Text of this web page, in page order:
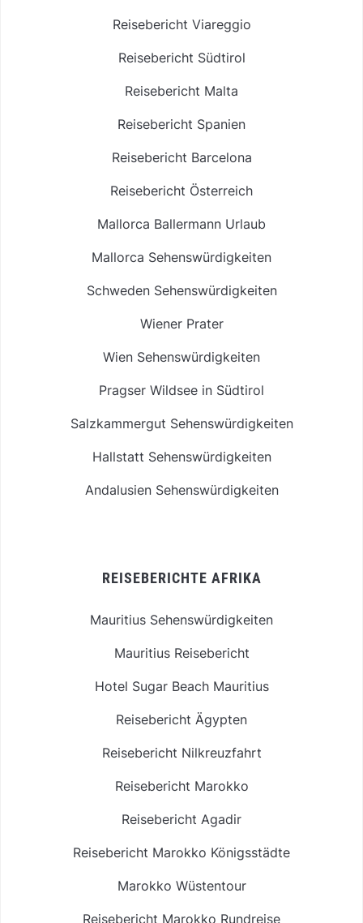
Reisebericht Viareggio
Reisebericht Südtirol
Reisebericht Malta
Reisebericht Spanien
Reisebericht Barcelona
Reisebericht Österreich
Mallorca Ballermann Urlaub
Mallorca Sehenswürdigkeiten
Schweden Sehenswürdigkeiten
Wiener Prater
Wien Sehenswürdigkeiten
Pragser Wildsee in Südtirol
Salzkammergut Sehenswürdigkeiten
Hallstatt Sehenswürdigkeiten
Andalusien Sehenswürdigkeiten
REISEBERICHTE AFRIKA
Mauritius Sehenswürdigkeiten
Mauritius Reisebericht
Hotel Sugar Beach Mauritius
Reisebericht Ägypten
Reisebericht Nilkreuzfahrt
Reisebericht Marokko
Reisebericht Agadir
Reisebericht Marokko Königsstädte
Marokko Wüstentour
Reisebericht Marokko Rundreise